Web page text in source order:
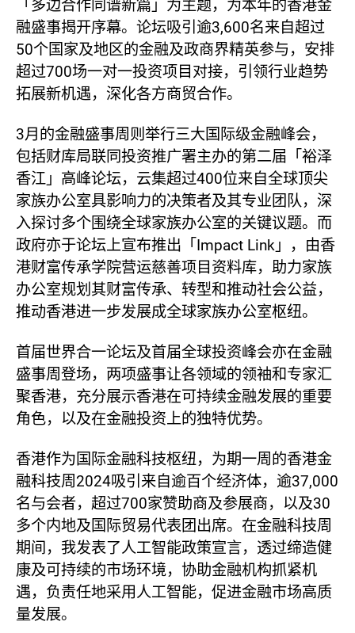
「多边合作同谱新篇」为主题，为本年的香港金
融盛事揭开序幕。论坛吸引逾3,600名来自超过
50个国家及地区的金融及政商界精英参与，安排
超过700场一对一投资项目对接，引领行业趋势
拓展新机遇，深化各方商贸合作。
3月的金融盛事周则举行三大国际级金融峰会，
包括财库局联同投资推广署主办的第二届「裕泽
香江」高峰论坛，云集超过400位来自全球顶尖
家族办公室具影响力的决策者及其专业团队，深
入探讨多个围绕全球家族办公室的关键议题。而
政府亦于论坛上宣布推出「Impact Link」，由香
港财富传承学院营运慈善项目资料库，助力家族
办公室规划其财富传承、转型和推动社会公益，
推动香港进一步发展成全球家族办公室枢纽。
首届世界合一论坛及首届全球投资峰会亦在金融
盛事周登场，两项盛事让各领域的领袖和专家汇
聚香港，充分展示香港在可持续金融发展的重要
角色，以及在金融投资上的独特优势。
香港作为国际金融科技枢纽，为期一周的香港金
融科技周2024吸引来自逾百个经济体，逾37,000
名与会者，超过700家赞助商及参展商，以及30
多个内地及国际贸易代表团出席。在金融科技周
期间，我发表了人工智能政策宣言，透过缔造健
康及可持续的市场环境，协助金融机构抓紧机
遇，负责任地采用人工智能，促进金融市场高质
量发展。